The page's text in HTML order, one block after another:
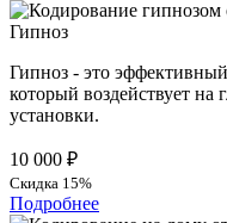
Гипноз
Гипноз - это
который воздействует на
установки.
10 000 ₽
Скидка 15%
Подробнее